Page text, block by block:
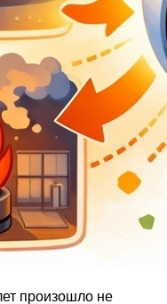
произошло не